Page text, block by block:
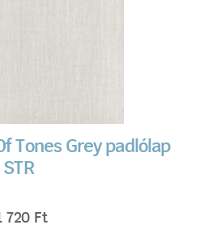
Tones Grey padlólap
STR
720 Ft